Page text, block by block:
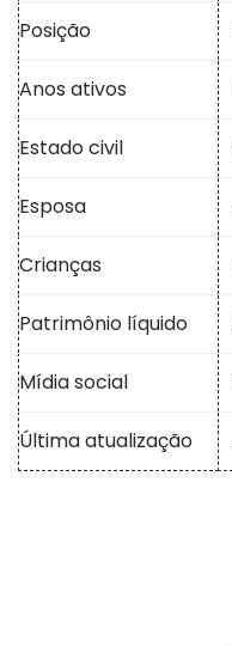
Posição
Anos ativos
Estado civil
Esposa
Crianças
Patrimônio líquido
Mídia social
Última atualização